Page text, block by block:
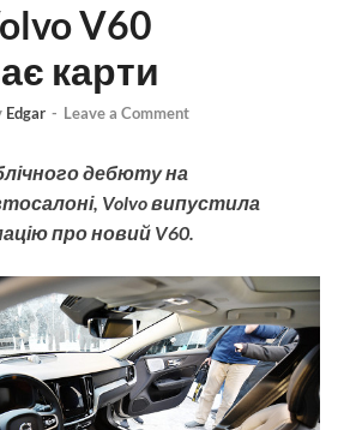
V60
карти
Edgar - Leave a Comment
дебюту на
Volvo випустила
про новий V60.